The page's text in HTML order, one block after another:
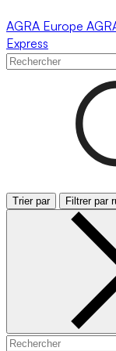
AGRA Europe
Express
Trier par Filtrer par